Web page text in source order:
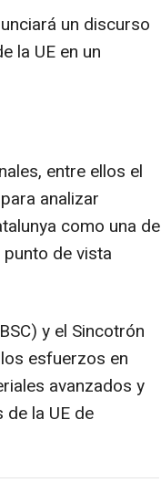
un discurso
la UE en un
entre ellos el
analizar
como una de
de vista
y el Sincotrón
esfuerzos en
avanzados y
la UE de